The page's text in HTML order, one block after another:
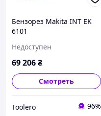
Бензорез Makita INT EK
6101
Недоступен
69 206₴
Смотреть
Toolero 96%